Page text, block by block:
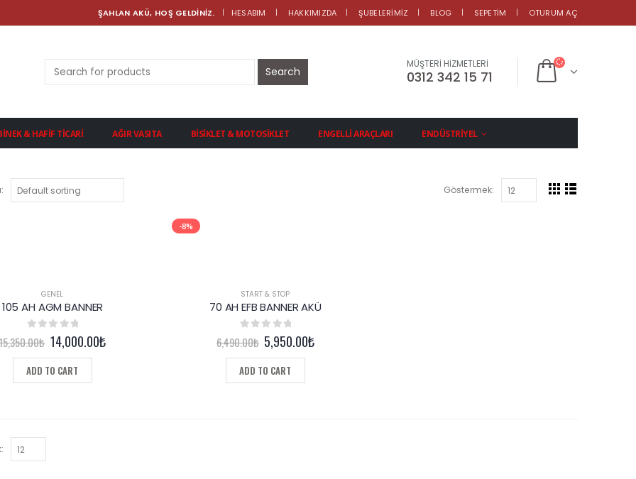
ŞAHLAN AKÜ, HOŞ GELDİNİZ. | HESABIM HAKKIMIZDA ŞUBELERIMIZ BLOG SEPETIM OTURUM AÇ
Search
MÜŞTERİ HİZMETLERİ
0312 342 15 71
& HAFIF TICARI AĞIR VASITA BISIKLET & MOTOSIKLET ENGELLI ARAÇLARI ENDÜSTRIYEL
Göstermek:
GENEL
105 AH AGM BANNER
out of 5
15,350.00₺ 14,000.00₺
ADD TO CART
-8%
START & STOP
70 AH EFB BANNER AKÜ
out of 5
6,490.00₺ 5,950.00₺
ADD TO CART